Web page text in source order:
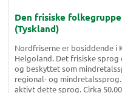
Den frisiske
(Tyskland)
Nordfriserne er bosiddende i
Helgoland. Det frisiske
og beskyttet som
regional- og
aktivt dette sprog. Cirka